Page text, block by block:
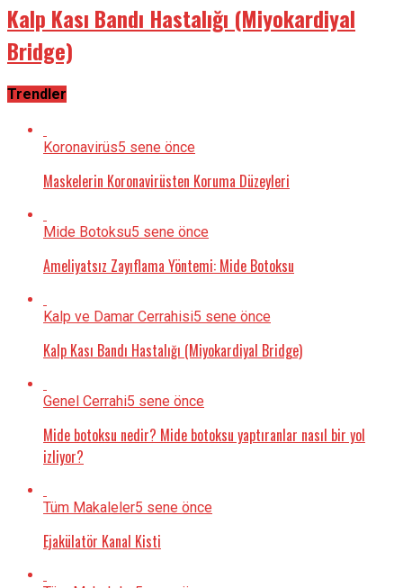
Kalp Kası Bandı Hastalığı (Miyokardiyal
Bridge)
Trendler
Koronavirüs5 sene önce
Maskelerin Koronavirüsten Koruma Düzeyleri
Mide Botoksu5 sene önce
Ameliyatsız Zayıflama Yöntemi: Mide Botoksu
Kalp ve Damar Cerrahisi5 sene önce
Kalp Kası Bandı Hastalığı (Miyokardiyal Bridge)
Genel Cerrahi5 sene önce
Mide botoksu nedir? Mide botoksu yaptıranlar nasıl bir yol
izliyor?
Tüm Makaleler5 sene önce
Ejakülatör Kanal Kisti